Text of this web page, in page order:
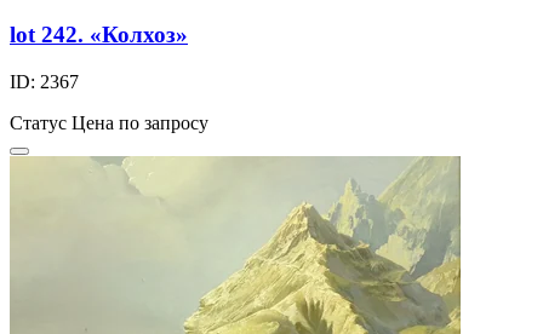
lot 242. «Колхоз»
ID: 2367
Статус Цена по запросу